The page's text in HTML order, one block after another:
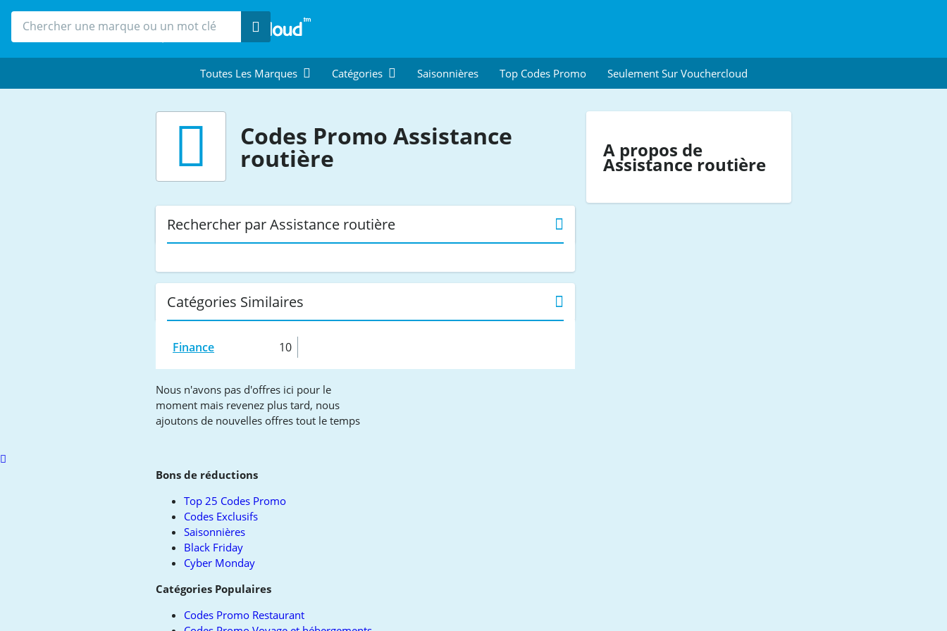
Recherche
Toutes Les Marques Catégories Saisonnières Top Codes Promo Seulement Sur Vouchercloud
Codes Promo Assistance
routière
Rechercher par Assistance routière
Catégories Similaires
Finance 10
Nous n'avons pas d'offres ici pour le
moment mais revenez plus tard, nous
ajoutons de nouvelles offres tout le temps
A propos de
Assistance routière
Scroll
Bons de réductions
Top 25 Codes Promo
Codes Exclusifs
Saisonnières
Black Friday
Cyber Monday
Catégories Populaires
Codes Promo Restaurant